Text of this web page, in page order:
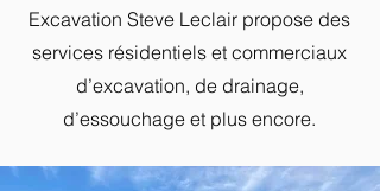
Excavation Steve Leclair propose des
services résidentiels et commerciaux
d’excavation, de drainage,
d’essouchage et plus encore.